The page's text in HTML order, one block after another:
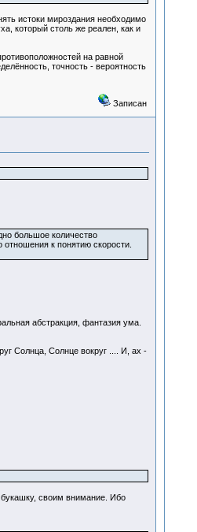
истоки мироздания необходимо
который столь же реален, как и
на равной
точность - вероятность
Записан
большое количество
к понятию скорости.
абстракция, фантазия ума.
Солнца, Солнце вокруг .... И, ах -
своим внимание. Ибо